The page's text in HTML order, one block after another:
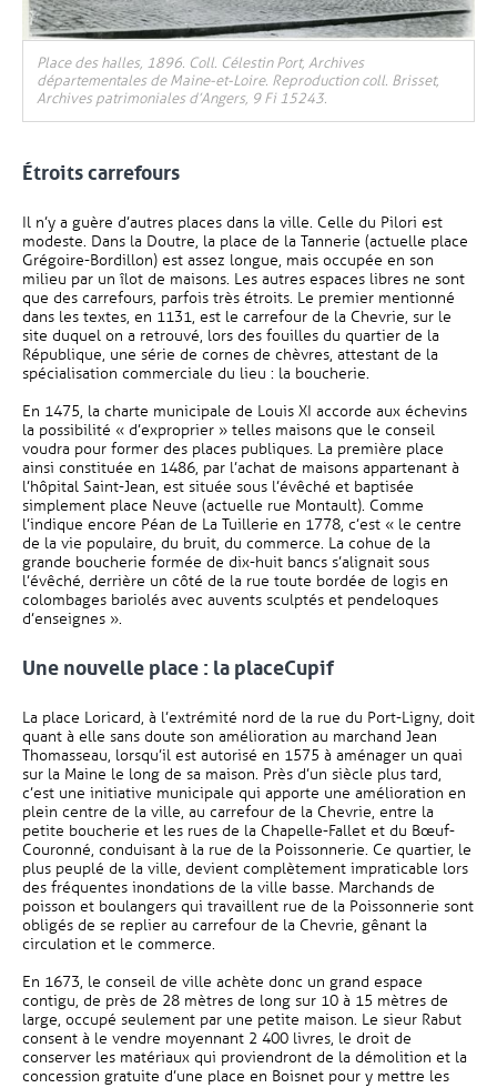
Place des halles, 1896. Coll. Célestin Port, Archives
départementales de Maine-et-Loire. Reproduction coll. Brisset,
Archives patrimoniales d’Angers, 9 Fi 15243.
Étroits carrefours
Il n’y a guère d’autres places dans la ville. Celle du Pilori est
modeste. Dans la Doutre, la place de la Tannerie (actuelle place
Grégoire-Bordillon) est assez longue, mais occupée en son
milieu par un îlot de maisons. Les autres espaces libres ne sont
que des carrefours, parfois très étroits. Le premier mentionné
dans les textes, en 1131, est le carrefour de la Chevrie, sur le
site duquel on a retrouvé, lors des fouilles du quartier de la
République, une série de cornes de chèvres, attestant de la
spécialisation commerciale du lieu : la boucherie.
En 1475, la charte municipale de Louis XI accorde aux échevins
la possibilité « d’exproprier » telles maisons que le conseil
voudra pour former des places publiques. La première place
ainsi constituée en 1486, par l’achat de maisons appartenant à
l’hôpital Saint-Jean, est située sous l’évêché et baptisée
simplement place Neuve (actuelle rue Montault). Comme
l’indique encore Péan de La Tuillerie en 1778, c’est « le centre
de la vie populaire, du bruit, du commerce. La cohue de la
grande boucherie formée de dix-huit bancs s’alignait sous
l’évêché, derrière un côté de la rue toute bordée de logis en
colombages bariolés avec auvents sculptés et pendeloques
d’enseignes ».
Une nouvelle place : la placeCupif
La place Loricard, à l’extrémité nord de la rue du Port-Ligny, doit
quant à elle sans doute son amélioration au marchand Jean
Thomasseau, lorsqu’il est autorisé en 1575 à aménager un quai
sur la Maine le long de sa maison. Près d’un siècle plus tard,
c’est une initiative municipale qui apporte une amélioration en
plein centre de la ville, au carrefour de la Chevrie, entre la
petite boucherie et les rues de la Chapelle-Fallet et du Bœuf-
Couronné, conduisant à la rue de la Poissonnerie. Ce quartier, le
plus peuplé de la ville, devient complètement impraticable lors
des fréquentes inondations de la ville basse. Marchands de
poisson et boulangers qui travaillent rue de la Poissonnerie sont
obligés de se replier au carrefour de la Chevrie, gênant la
circulation et le commerce.
En 1673, le conseil de ville achète donc un grand espace
contigu, de près de 28 mètres de long sur 10 à 15 mètres de
large, occupé seulement par une petite maison. Le sieur Rabut
consent à le vendre moyennant 2 400 livres, le droit de
conserver les matériaux qui proviendront de la démolition et la
concession gratuite d’une place en Boisnet pour y mettre les